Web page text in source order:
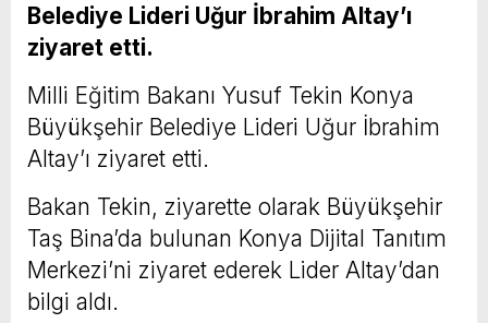
Belediye Lideri Uğur İbrahim Altay’ı
ziyaret etti.
Milli Eğitim Bakanı Yusuf Tekin Konya
Büyükşehir Belediye Lideri Uğur İbrahim
Altay’ı ziyaret etti.
Bakan Tekin, ziyarette olarak Büyükşehir
Taş Bina’da bulunan Konya Dijital Tanıtım
Merkezi’ni ziyaret ederek Lider Altay’dan
bilgi aldı.